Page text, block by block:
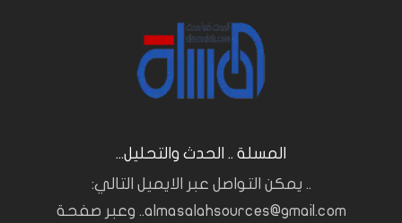
المسلة .. الحدث والتحليل...
.. يمكن التواصل عبر الايميل التالي:
almasalahsources@gmail.com.. وعبر صفحة